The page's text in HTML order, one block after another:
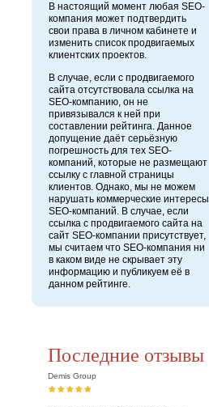
В настоящий момент любая SEO-
компания может подтвердить
свои права в личном кабинете и
изменить список продвигаемых
клиентских проектов.
В случае, если с продвигаемого
сайта отсутствовала ссылка на
SEO-компанию, он не
привязывался к ней при
составлении рейтинга. Данное
допущение даёт серьёзную
погрешность для тех SEO-
компаний, которые не размещают
ссылку с главной страницы
клиентов. Однако, мы не можем
нарушать коммерческие интересы
SEO-компаний. В случае, если
ссылка с продвигаемого сайта на
сайт SEO-компании присутствует,
мы считаем что SEO-компания ни
в каком виде не скрывает эту
информацию и публикуем её в
данном рейтинге.
Последние отзывы
Demis Group